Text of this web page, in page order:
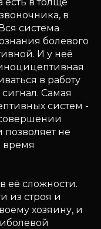
в
система
болевого
И у неё
в работу
Самая
систем -
не
время
её сложности.
из строя и
хозяину, и